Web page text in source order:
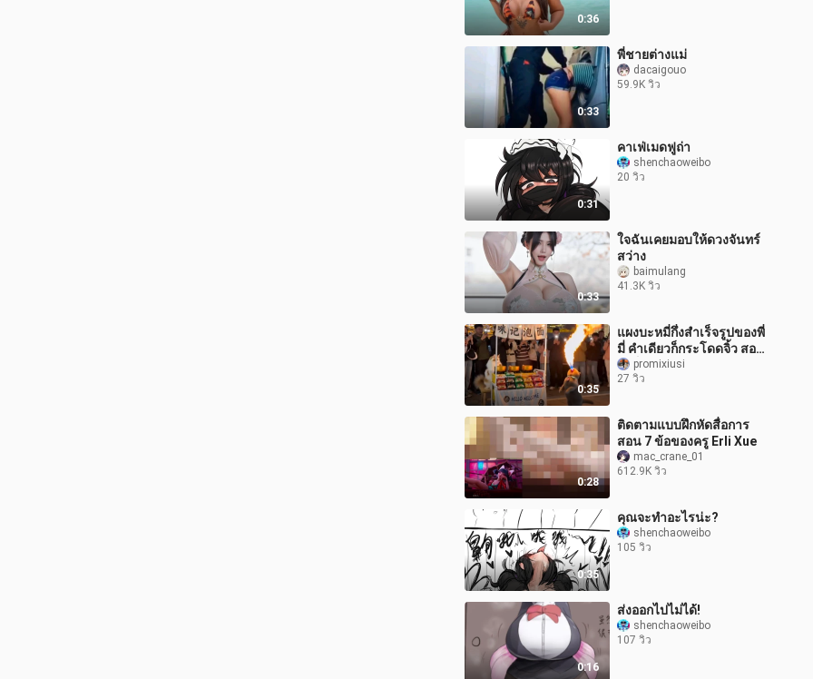
0:36
0:33
พี่ชายต่างแม่
dacaigouo
59.9K วิว
0:31
คาเฟ่เมดฟูถ่า
shenchaoweibo
20 วิว
0:33
ใจฉันเคยมอบให้ดวงจันทร์
สว่าง
baimulang
41.3K วิว
0:35
แผงบะหมี่กึ่งสำเร็จรูปของพี่
มี่ คำเดียวก็กระโดดจิ้ว สอง
คำก็พ่นไฟ
promixiusi
27 วิว
0:28
ติดตามแบบฝึกหัดสื่อการ
สอน 7 ข้อของครู Erli Xue
mac_crane_01
612.9K วิว
0:35
คุณจะทำอะไรน่ะ?
shenchaoweibo
105 วิว
0:16
ส่งออกไปไม่ได้!
shenchaoweibo
107 วิว